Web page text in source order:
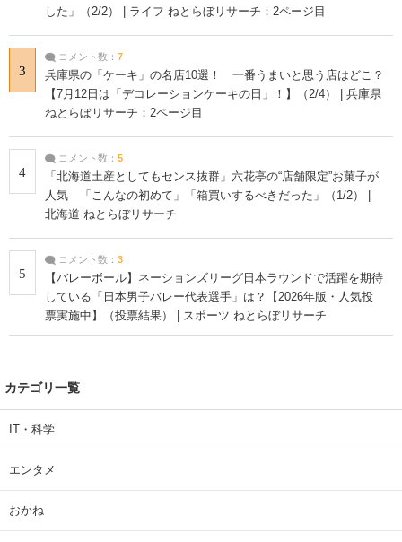
した」（2/2） | ライフ ねとらぼリサーチ：2ページ目
3
コメント数： 7
兵庫県の「ケーキ」の名店10選！ 一番うまいと思う店はどこ？
【7月12日は「デコレーションケーキの日」！】（2/4） | 兵庫県
ねとらぼリサーチ：2ページ目
4
コメント数： 5
「北海道土産としてもセンス抜群」六花亭の“店舗限定”お菓子が
人気 「こんなの初めて」「箱買いするべきだった」（1/2） |
北海道 ねとらぼリサーチ
5
コメント数： 3
【バレーボール】ネーションズリーグ日本ラウンドで活躍を期待
している「日本男子バレー代表選手」は？【2026年版・人気投
票実施中】（投票結果） | スポーツ ねとらぼリサーチ
カテゴリ一覧
IT・科学
エンタメ
おかね